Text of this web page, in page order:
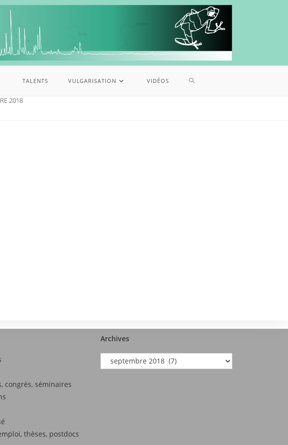
TALENTS VULGARISATION VIDÉOS
2018
congrès, séminaires
thèses, postdocs
Archives